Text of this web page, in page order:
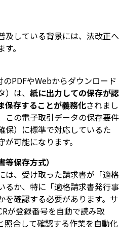
及している背景には、法改正へ
。
PDFやWebからダウンロード
は、 紙に出力しての保存が認
保存することが義務化されまし
この電子取引データの保存要件
保）に標準で対応しているた
可能になります。
保存方式）
は、受け取った請求書が「適格
るか、特に「適格請求書発行事
を確認する必要があります。サ
が登録番号を自動で読み取
照合して確認する作業を自動化